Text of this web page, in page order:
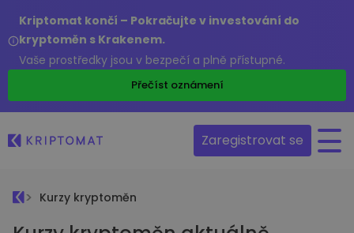
Kriptomat končí – Pokračujte v investování do
kryptoměn s Krakenem.
Vaše prostředky jsou v bezpečí a plně přístupné.
Přečíst oznámení
Zaregistrovat se
Kurzy kryptoměn